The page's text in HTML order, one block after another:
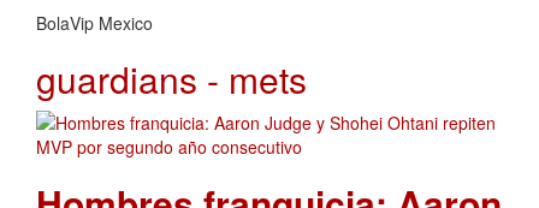
BolaVip Mexico
guardians - mets